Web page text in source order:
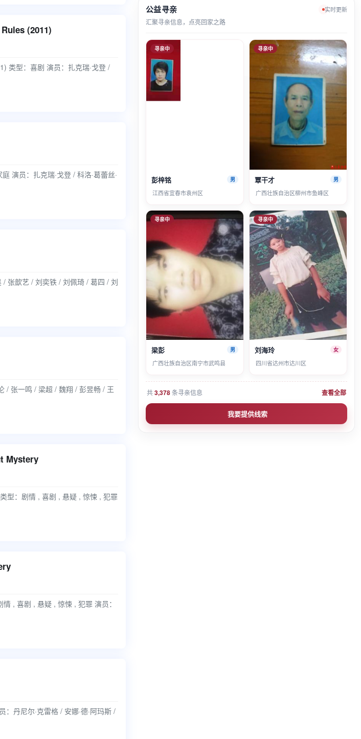
(2011)
类型：喜剧 演员：扎克瑞·戈登 /
演员：扎克瑞·戈登 / 科洛·葛蕾丝·
/ 张一鸣 / 梁超 / 魏翔 / 彭昱畅 / 王
Mystery‎
型：剧情 , 喜剧 , 悬疑 , 惊悚 , 犯罪
, 喜剧 , 悬疑 , 惊悚 , 犯罪 演员：
丹尼尔·克雷格 / 安娜·德·阿玛斯 /
公益寻亲 实时更新
汇聚寻亲信息，点亮回家之路
寻亲中
彭梓铭 男
江西省宜春市袁州区
寻亲中
覃干才 男
广西壮族自治区柳州市鱼峰区
寻亲中
梁彭 男
广西壮族自治区南宁市武鸣县
寻亲中
刘海玲 女
四川省达州市达川区
共3,378条寻亲信息 查看全部
我要提供线索